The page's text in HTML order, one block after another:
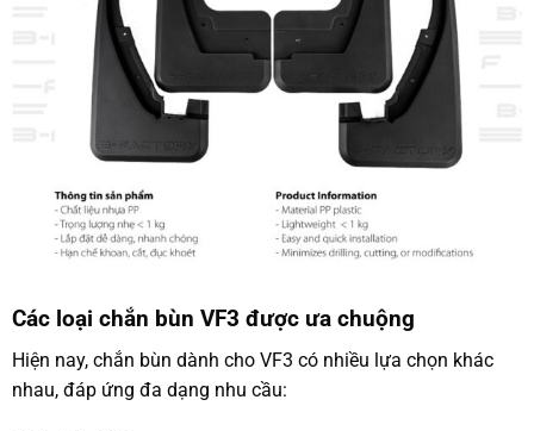
Các loại chắn bùn VF3 được ưa chuộng
Hiện nay, chắn bùn dành cho VF3 có nhiều lựa chọn khác
nhau, đáp ứng đa dạng nhu cầu: